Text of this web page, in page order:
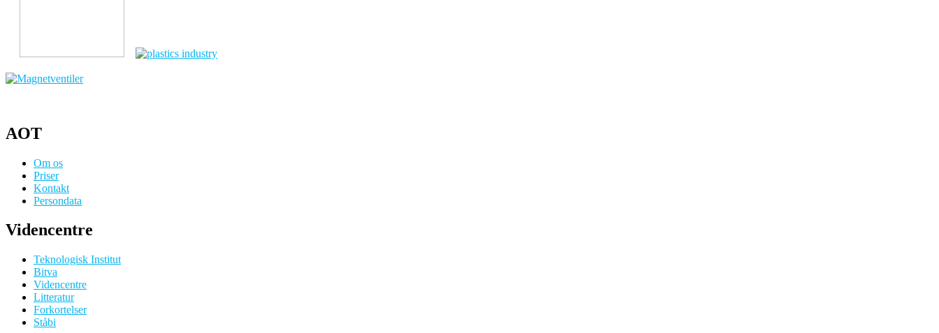
AOT
Om os
Priser
Kontakt
Persondata
Videncentre
Teknologisk Institut
Bitva
Videncentre
Litteratur
Forkortelser
Ståbi